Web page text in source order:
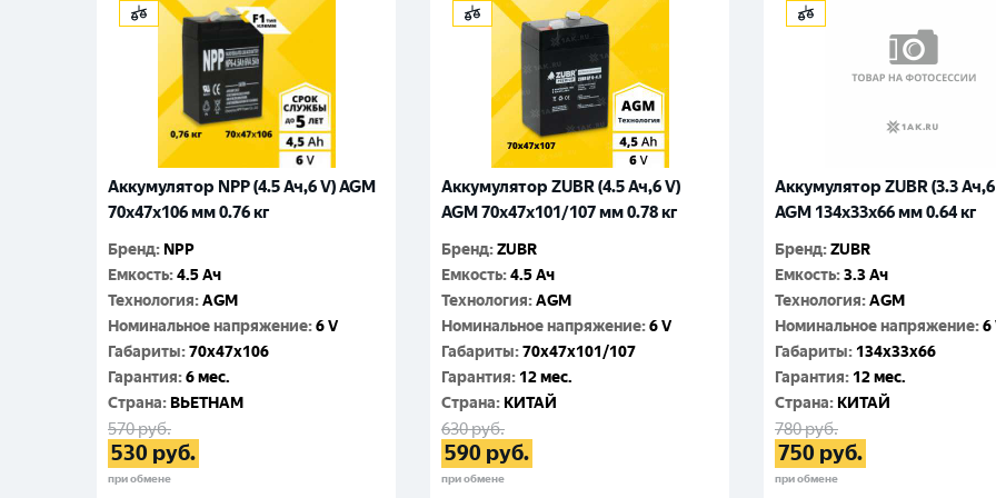
Аккумулятор NPP (4.5 Ач,6 V) AGM
70x47x106 мм 0.76 кг
Бренд: NPP
Емкость:4.5 Ач
Технология:AGM
Номинальное напряжение:6 V
Габариты:70x47x106
Гарантия:6 мес.
Cтрана: ВЬЕТНАМ
570руб.
530 руб.
при обмене
Аккумулятор ZUBR (4.5 Ач,6 V)
AGM 70x47x101/107 мм 0.78 кг
Бренд:ZUBR
Емкость:4.5 Ач
Технология:AGM
Номинальное напряжение:6 V
Габариты:70x47x101/107
Гарантия: 12 мес.
Cтрана: КИТАЙ
630руб.
590 руб.
при обмене
Аккумулятор ZUBR (3.3
AGM 134x33x66 мм 0.64 кг
Бренд:ZUBR
Емкость:3.3 Ач
Технология:AGM
Номинальное напряжение:6
Габариты: 134x33x66
Гарантия: 12 мес.
Cтрана: КИТАЙ
780руб.
750 руб.
при обмене